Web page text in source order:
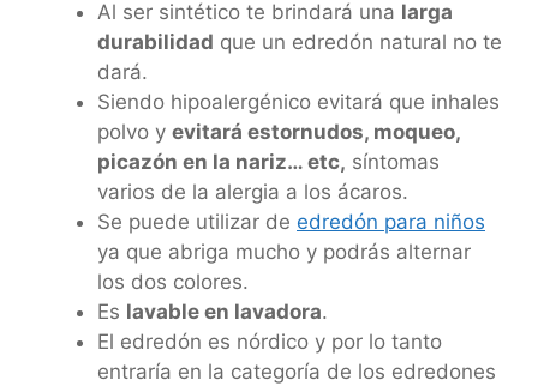
Al ser sintético te brindará una larga
durabilidad que un edredón natural no te
dará.
Siendo hipoalergénico evitará que inhales
polvo y evitará estornudos, moqueo,
picazón en la nariz… etc, síntomas
varios de la alergia a los ácaros.
Se puede utilizar de edredón para niños
ya que abriga mucho y podrás alternar
los dos colores.
Es lavable en lavadora.
El edredón es nórdico y por lo tanto
entraría en la categoría de los edredones